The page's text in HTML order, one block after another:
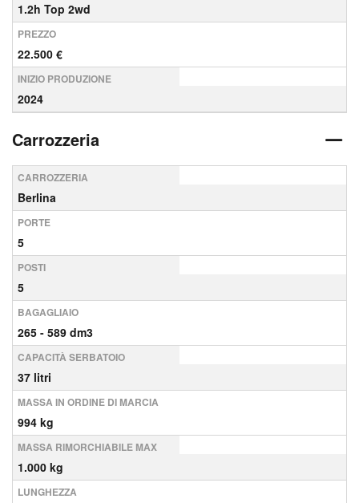
1.2h Top 2wd
PREZZO
22.500 €
INIZIO PRODUZIONE
2024
Carrozzeria
CARROZZERIA
Berlina
PORTE
5
POSTI
5
BAGAGLIAIO
265 - 589 dm3
CAPACITÀ SERBATOIO
37 litri
MASSA IN ORDINE DI MARCIA
994 kg
MASSA RIMORCHIABILE MAX
1.000 kg
LUNGHEZZA